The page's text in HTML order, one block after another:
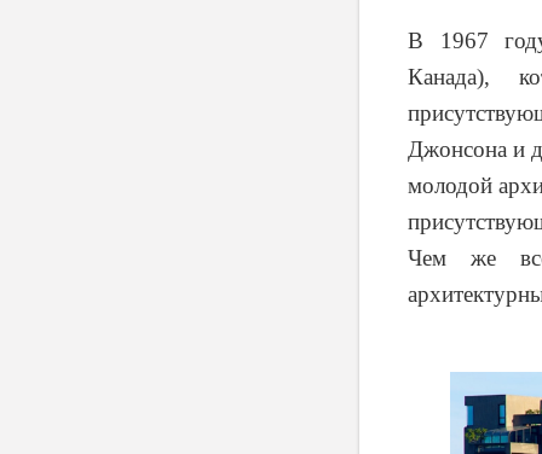
В 1967
Канада),
Джонсона и
молодой
Чем же